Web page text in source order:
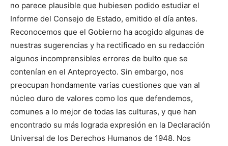
no parece plausible que hubiesen podido estudiar el
Informe del Consejo de Estado, emitido el día antes.
Reconocemos que el Gobierno ha acogido algunas de
nuestras sugerencias y ha rectificado en su redacción
algunos incomprensibles errores de bulto que se
contenían en el Anteproyecto. Sin embargo, nos
preocupan hondamente varias cuestiones que van al
núcleo duro de valores como los que defendemos,
comunes a lo mejor de todas las culturas, y que han
encontrado su más lograda expresión en la Declaración
Universal de los Derechos Humanos de 1948. Nos